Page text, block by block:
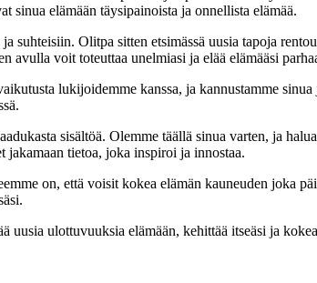
sinua elämään täysipainoista ja onnellista elämää.
Olitpa sitten etsimässä uusia tapoja
voit toteuttaa unelmiasi ja elää elämääsi
lukijoidemme kanssa, ja kannustamme
sisältöä. Olemme täällä sinua varten, ja
jakamaan tietoa, joka inspiroi ja innostaa.
on, että voisit kokea elämän kauneuden joka
ulottuvuuksia elämään, kehittää itseäsi ja